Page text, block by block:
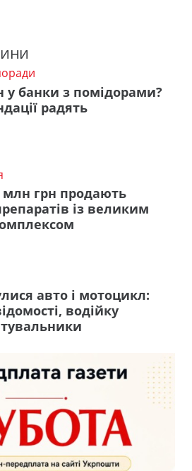
у банки з помідорами?
радять
млн грн продають
із великим
авто і мотоцикл:
водійку